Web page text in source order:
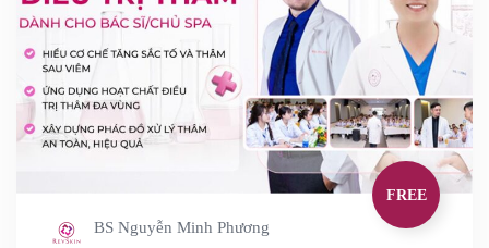
FREE
BS Nguyễn Minh Phương